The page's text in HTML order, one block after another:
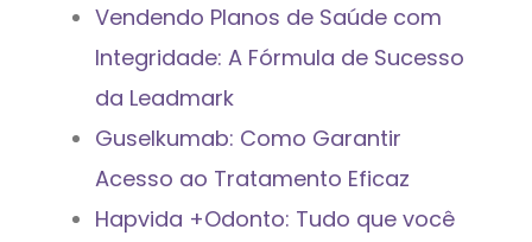
Vendendo Planos de Saúde com
Integridade: A Fórmula de Sucesso
da Leadmark
Guselkumab: Como Garantir
Acesso ao Tratamento Eficaz
Hapvida +Odonto: Tudo que você